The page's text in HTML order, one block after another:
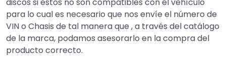
discos si estos no son compatibles con el vehículo
para lo cual es necesario que nos envíe el número de
VIN o Chasis de tal manera que , a través del catálogo
de la marca, podamos asesorarlo en la compra del
producto correcto.